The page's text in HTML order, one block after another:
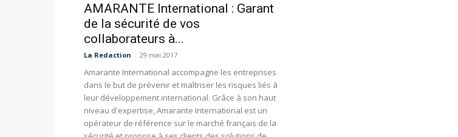
AMARANTE International : Garant
de la sécurité de vos
collaborateurs à...
La Redaction - 29 mai 2017
Amarante International accompagne les entreprises
dans le but de prévenir et maîtriser les risques liés à
leur développement international. Grâce à son haut
niveau d'expertise, Amarante International est un
opérateur de référence sur le marché français de la